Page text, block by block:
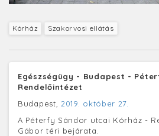
Kórház Szakorvosi ellátás
Egészségügy - Budapest -
Rendelőintézet
Budapest, 2019. október 27.
A Péterfy Sándor utcai Kórház -
Gábor téri bejárata.